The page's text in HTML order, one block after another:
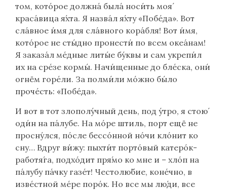
том, кото́рое должна́ была́ носи́ть моя́
краса́вица я́хта. Я назва́л я́хту «Побе́да». Вот
сла́вное и́мя для сла́вного кора́бля! Вот и́мя,
кото́рое не сты́дно пронести́ по всем океа́нам!
Я заказа́л ме́дные литы́е бу́квы и сам укрепи́л
их на сре́зе кормы́. Начи́щенные до бле́ска, они́
огнём горе́ли. За полми́ли мо́жно бы́ло
проче́сть: «Побе́да».
И вот в тот злополу́чный день, под у́тро, я стою́
оди́н на па́лубе. На мо́ре штиль, порт ещё не
просну́лся, по́сле бессо́нной но́чи кло́нит ко
сну… Вдруг ви́жу: пыхти́т порто́вый катеро́к-
работя́га, подхо́дит пря́мо ко мне и – хло́п на
па́лубу па́чку газе́т! Честолю́бие, коне́чно, в
изве́стной ме́ре поро́к. Но все мы лю́ди, все